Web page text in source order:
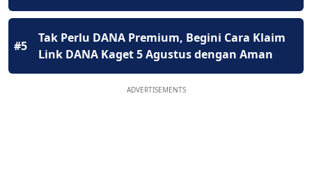
#5
Tak Perlu DANA Premium, Begini Cara Klaim
Link DANA Kaget 5 Agustus dengan Aman
ADVERTISEMENTS